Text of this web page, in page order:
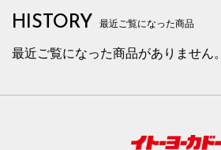
HISTORY 最近ご覧になった商品
最近ご覧になった商品がありません。